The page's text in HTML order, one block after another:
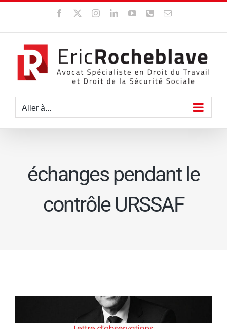
contenu
Facebook InstagramLinkedInYouTubeWhatsApp
Email
Aller à...
échanges pendant le
contrôle URSSAF